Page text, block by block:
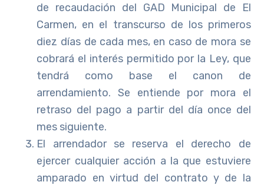
de recaudación del GAD Municipal de El
Carmen, en el transcurso de los primeros
diez días de cada mes, en caso de mora se
cobrará el interés permitido por la Ley, que
tendrá como base el canon de
arrendamiento. Se entiende por mora el
retraso del pago a partir del día once del
mes siguiente.
El arrendador se reserva el derecho de
ejercer cualquier acción a la que estuviere
amparado en virtud del contrato y de la